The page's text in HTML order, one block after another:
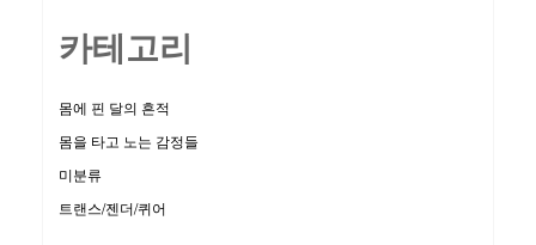
카테고리
몸에 핀 달의 흔적
몸을 타고 노는 감정들
미분류
트랜스/젠더/퀴어